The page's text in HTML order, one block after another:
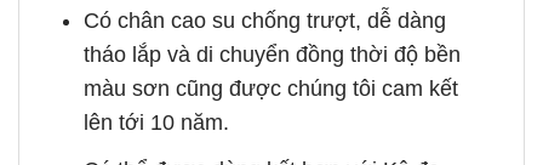
Có chân cao su chống trượt, dễ dàng
tháo lắp và di chuyển đồng thời độ bền
màu sơn cũng được chúng tôi cam kết
lên tới 10 năm.